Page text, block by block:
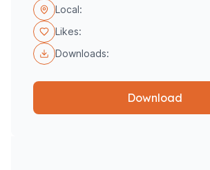
Local:
Likes:
Downloads:
Download